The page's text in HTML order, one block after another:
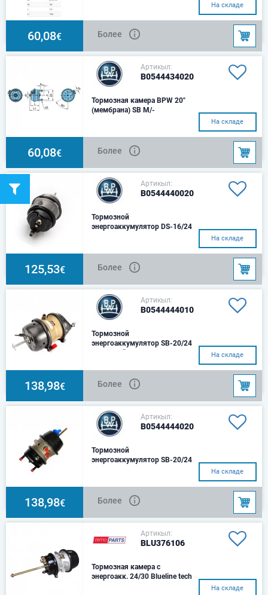
На складе
60,08€ Более
Артикыл:
B0544434020
Тормозная камера BPW 20"
(мембрана) SB M/-
На складе
60,08€ Более
Артикыл:
B0544440020
Тормозной
энергоаккумулятор DS-16/24
На складе
125,53€ Более
Артикыл:
B0544444010
Тормозной
энергоаккумулятор SB-20/24
дисковый тормоз
На складе
138,98€ Более
Артикыл:
B0544444020
Тормозной
энергоаккумулятор SB-20/24
На складе
138,98€ Более
Артикыл:
BLU376106
Тормозная камера с
энергоакк. 24/30 Blueline tech
На складе